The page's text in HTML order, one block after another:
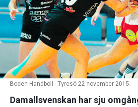
Boden Handboll - Tyresö 22 november 2015.
Damallsvenskan har sju